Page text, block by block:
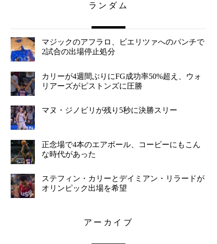
ランダム
マジックのアフラロ、ビエリツァへのパンチで
2試合の出場停止処分
カリーが4週間ぶりにFG成功率50%超え、ウォ
リアーズがピストンズに圧勝
マヌ・ジノビリが残り5秒に決勝スリー
正念場で4本のエアボール、コービーにもこん
な時代があった
ステフィン・カリーとデイミアン・リラードが
オリンピック出場を希望
アーカイブ